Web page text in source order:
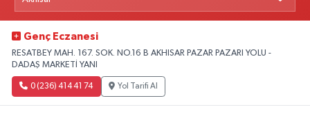
Genç Eczanesi
RESATBEY MAH. 167. SOK. NO.16 B AKHISAR PAZAR PAZARI YOLU -
DADAŞ MARKETİ YANI
0 (236) 414 41 74 Yol Tarifi Al